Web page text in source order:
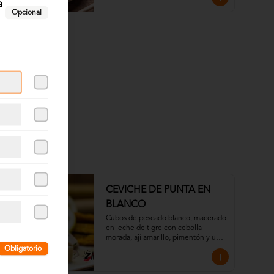
CEVICHE DE PUNTA EN
BLANCO
Cubos de pescado blanco, macerado
en leche de tigre con cebolla
morada, ají amarillo, pimentón y un
toque de cilantro. Acompañado con
Opcional
Obligatorio